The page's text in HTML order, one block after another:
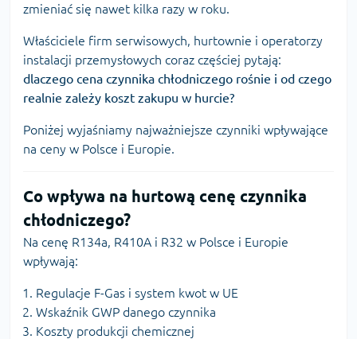
zmieniać się nawet kilka razy w roku.
Właściciele firm serwisowych, hurtownie i operatorzy
instalacji przemysłowych coraz częściej pytają:
dlaczego cena czynnika chłodniczego rośnie i od czego
realnie zależy koszt zakupu w hurcie?
Poniżej wyjaśniamy najważniejsze czynniki wpływające
na ceny w Polsce i Europie.
Co wpływa na hurtową cenę czynnika
chłodniczego?
Na cenę R134a, R410A i R32 w Polsce i Europie
wpływają:
Regulacje F-Gas i system kwot w UE
Wskaźnik GWP danego czynnika
Koszty produkcji chemicznej